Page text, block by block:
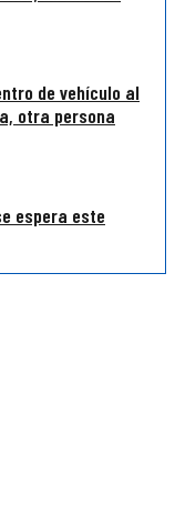
de vehículo al
otra persona
espera este